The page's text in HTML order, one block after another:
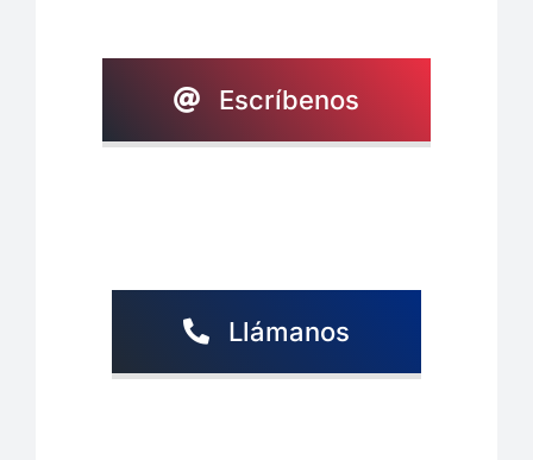
Escríbenos
Llámanos